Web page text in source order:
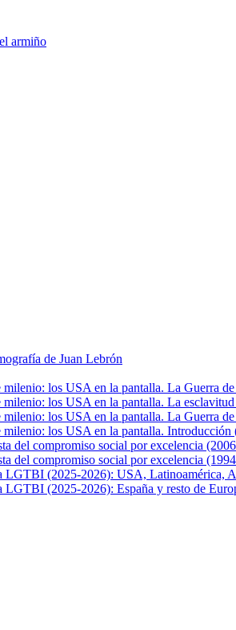
armiño
de Juan Lebrón
los USA en la pantalla. La Guerra
milenio: los USA en la pantalla. La
los USA en la pantalla. La Guerra
milenio: los USA en la pantalla. Introducción
del compromiso social por excelencia
del compromiso social por excelencia
LGTBI (2025-2026): USA, Latinoamérica,
LGTBI (2025-2026): España y resto de